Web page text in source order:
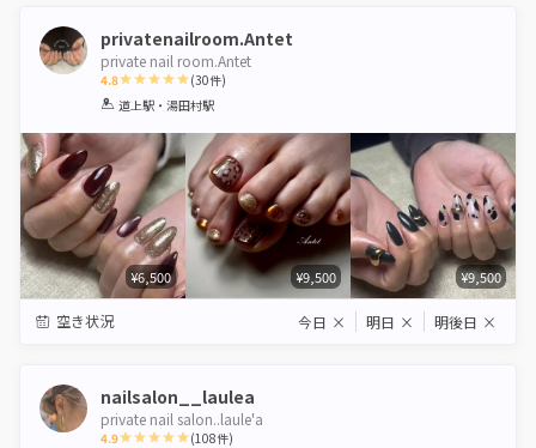
privatenailroom.Antet
private nail room.Antet
4.8
1 2 3 4 5
(30件)
道上駅・湯田村駅
¥6,500 ¥9,500 ¥9,500
空き状況 今日 × 明日 × 明後日 ×
nailsalon__laulea
private nail salon..laule'a
4.9 (108件)